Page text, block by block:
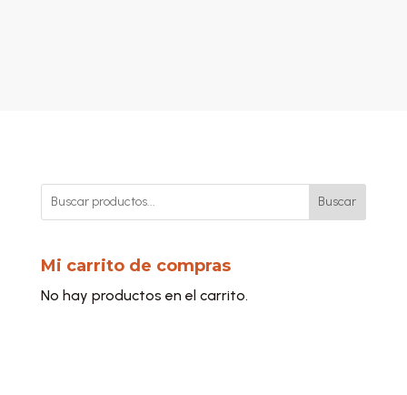
Buscar
Mi carrito de compras
No hay productos en el carrito.